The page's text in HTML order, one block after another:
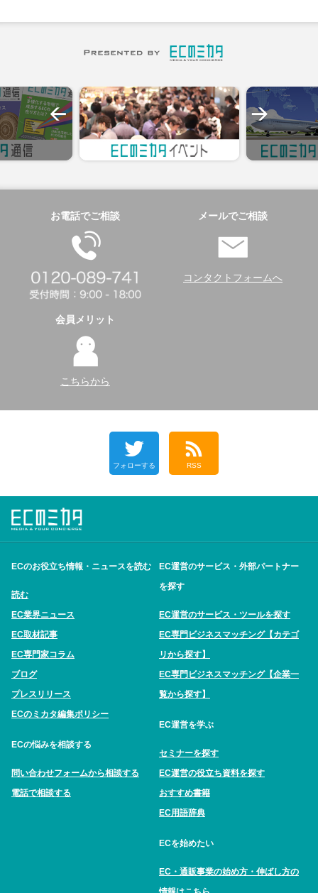
お電話でご相談 メールでご相談
コンタクトフォームへ
会員メリット
こちらから
フォローする RSS
ECのお役立ち情報・ニュースを読む
読む
EC業界ニュース
EC取材記事
EC専門家コラム
ブログ
プレスリリース
ECのミカタ編集ポリシー
ECの悩みを相談する
問い合わせフォームから相談する
電話で相談する
EC運営のサービス・外部パートナー
を探す
EC運営のサービス・ツールを探す
EC専門ビジネスマッチング【カテゴ
リから探す】
EC専門ビジネスマッチング【企業一
覧から探す】
EC運営を学ぶ
セミナーを探す
EC運営の役立ち資料を探す
おすすめ書籍
EC用語辞典
ECを始めたい
EC・通販事業の始め方・伸ばし方の